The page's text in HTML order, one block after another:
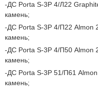
ДС Porta S-3P 4/Л22
камень;
ДС Porta S-3P 4/П22 Almon
камень;
ДС Porta S-3P 4/П50 Almon
камень;
ДС Porta S-3P 51/П61
камень;